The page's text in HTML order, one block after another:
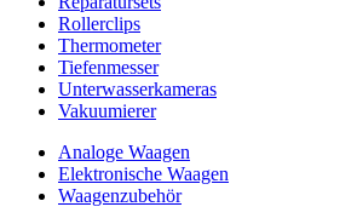
Rollerclips
Thermometer
Tiefenmesser
Unterwasserkameras
Vakuumierer
Analoge Waagen
Elektronische Waagen
Waagenzubehör